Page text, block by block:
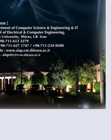
1128
Array